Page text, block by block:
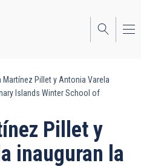
Martínez Pillet y Antonia Varela
Islands Winter School of
Pillet y
inauguran la